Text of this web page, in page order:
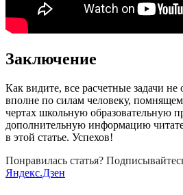
Заключение
Как видите, все расчетные задачи
вполне по силам человеку,
чертах школьную образовательную
дополнительную информацию
в этой статье. Успехов!
Понравилась статья?
Яндекс.Дзен